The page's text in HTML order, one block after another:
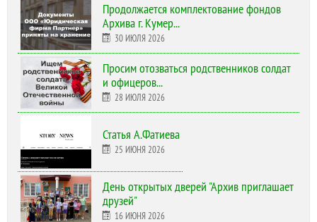
Продолжается комплектование фондов
Архива г. Кумер...
30 ИЮЛЯ 2026
Просим отозваться родственников солдат
и офицеров...
28 ИЮЛЯ 2026
Статья А.Фатиева
25 ИЮНЯ 2026
День открытых дверей "Архив приглашает
друзей"
16 ИЮНЯ 2026